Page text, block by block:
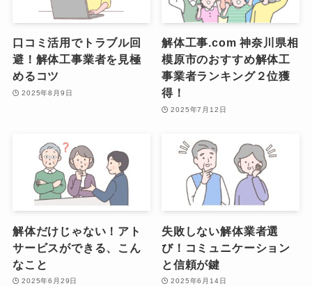
口コミ活用でトラブル回
避！解体工事業者を見極
めるコツ
2025年8月9日
解体工事.com 神奈川県相
模原市のおすすめ解体工
事業者ランキング２位獲
得！
2025年7月12日
解体だけじゃない！アト
サービスができる、こん
なこと
2025年6月29日
失敗しない解体業者選
び！コミュニケーション
と信頼が鍵
2025年6月14日